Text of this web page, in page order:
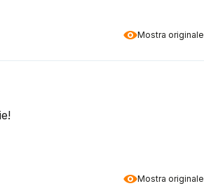
Mostra originale
Mostra originale